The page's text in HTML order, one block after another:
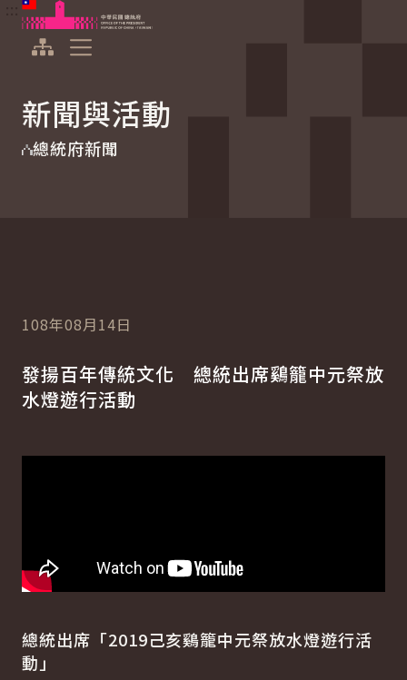
跳到主要內容
中華民國總統府
新聞與活動
總統府新聞
108年08月14日
發揚百年傳統文化 總統出席鷄籠中元祭放
水燈遊行活動
總統出席「2019己亥鷄籠中元祭放水燈遊行活
動」